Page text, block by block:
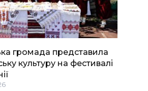
громада представила
культуру на фестивалі